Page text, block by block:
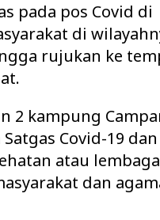
pada pos Covid di
di
rujukan ke
2 kampung
Covid-19
atau lembaga
dan